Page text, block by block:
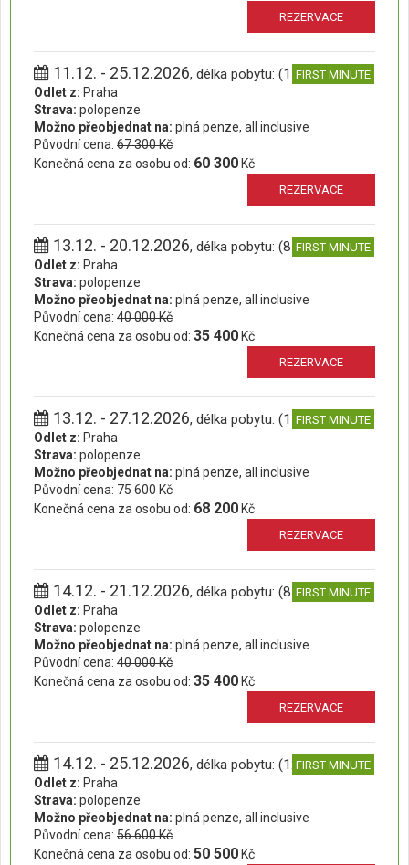
REZERVACE
11.12. - 25.12.2026, délka pobytu: (15 dní)FIRST MINUTE
Odlet z: Praha
Strava: polopenze
Možno přeobjednat na: plná penze, all inclusive
Původní cena: 67 300 Kč
Konečná cena za osobu od: 60 300 Kč
REZERVACE
13.12. - 20.12.2026, délka pobytu: (8 dní)FIRST MINUTE
Odlet z: Praha
Strava: polopenze
Možno přeobjednat na: plná penze, all inclusive
Původní cena: 40 000 Kč
Konečná cena za osobu od: 35 400 Kč
REZERVACE
13.12. - 27.12.2026, délka pobytu: (15 dní)FIRST MINUTE
Odlet z: Praha
Strava: polopenze
Možno přeobjednat na: plná penze, all inclusive
Původní cena: 75 600 Kč
Konečná cena za osobu od: 68 200 Kč
REZERVACE
14.12. - 21.12.2026, délka pobytu: (8 dní)FIRST MINUTE
Odlet z: Praha
Strava: polopenze
Možno přeobjednat na: plná penze, all inclusive
Původní cena: 40 000 Kč
Konečná cena za osobu od: 35 400 Kč
REZERVACE
14.12. - 25.12.2026, délka pobytu: (12 dní)FIRST MINUTE
Odlet z: Praha
Strava: polopenze
Možno přeobjednat na: plná penze, all inclusive
Původní cena: 56 600 Kč
Konečná cena za osobu od: 50 500 Kč